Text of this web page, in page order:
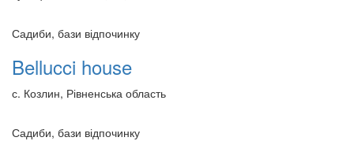
Садиби, бази відпочинку
Bellucci house
с. Козлин, Рівненська область
Садиби, бази відпочинку